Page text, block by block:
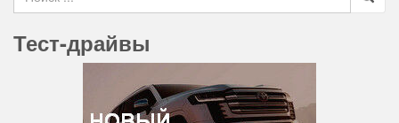
Тест-драйвы